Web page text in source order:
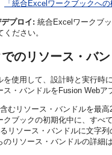
「統合Excelワークブックへ
プロイ: 統合Excelワークブ
ください。
のリソース・バ
使用して、設計時と実行
・バンドルをFusion Web
むリソース・バンドルを最
ブックの初期化中に、す
リソース・バンドルに文字
リソース・バンドルの詳細